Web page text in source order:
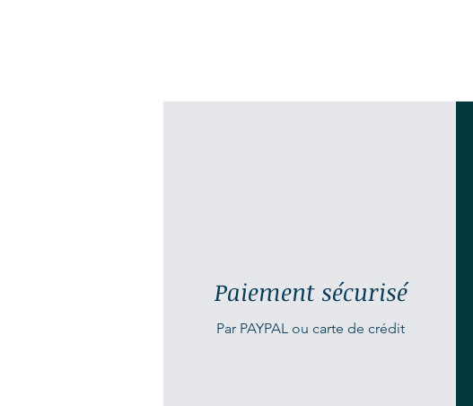
Paiement sécurisé
Par PAYPAL ou carte de crédit